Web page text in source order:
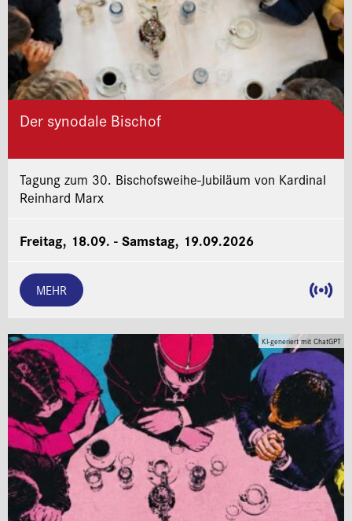
Der synodale Bischof
Tagung zum 30. Bischofsweihe-Jubiläum von Kardinal
Reinhard Marx
Freitag, 18.09. - Samstag, 19.09.2026
MEHR
KI-generiert mit ChatGPT